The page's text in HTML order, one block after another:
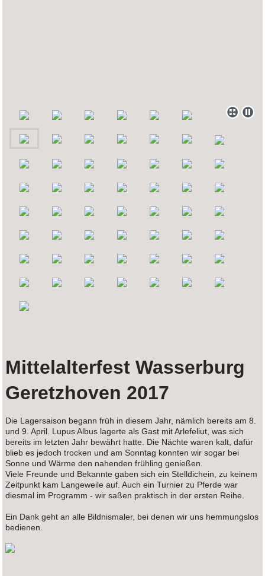
Mittelalterfest Wasserburg
Geretzhoven 2017
Die Lagersaison begann früh in diesem Jahr, nämlich bereits am 8.
und 9. April. Lupus Albus lagerte als Gast mit Arlefeliut, was sich
bereits im letzten Jahr bewährt hatte. Die Nächte waren kalt, dafür
blieb es jedoch trocken und am Sonntag konnten wir sogar bei
Sonne und Wärme den nahenden frühling genießen.
Viele Freunde und Bekannte gaben sich ein Stelldichein, zu keinem
Zeitpunkt kam Langeweile auf. Auch ein Turnier zu Pferde war
diesmal im Programm - wir saßen praktisch in der ersten Reihe.
Ein Dank geht an alle Bildnismaler, bei denen wir uns hemmungslos
bedienen.